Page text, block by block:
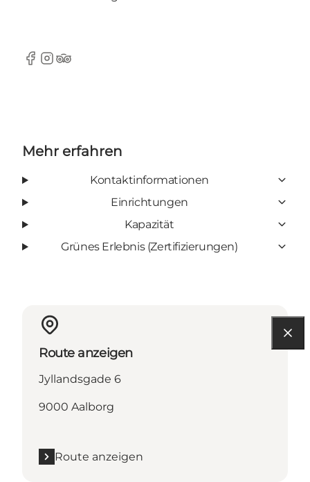
Facebook
Instagram
Tripadvisor
Mehr erfahren
Kontaktinformationen
Einrichtungen
Kapazität
Grünes Erlebnis (Zertifizierungen)
Route anzeigen
Jyllandsgade 6
9000 Aalborg
Route anzeigen